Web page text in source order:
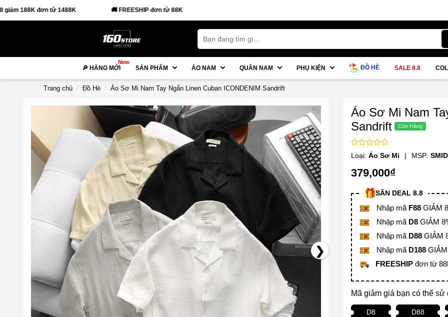
🚚 FREESHIP đơn từ 88K
🔎 HÀNG MỚI
New
SẢN PHẨM ÁO NAM QUẦN NAM PHỤ KIỆN ĐỒ HÈ SALE 8.8
Trang chủ Đồ Hè Áo Sơ Mi Nam Tay Ngắn Linen Cuban ICONDENIM Sandrift
Áo Sơ Mi Nam
Sandrift
Loại: Áo Sơ Mi | MSP:
379,000₫
SĂN DEAL 8.8
Nhập mã F88 GIẢM
Nhập mã D8 GIẢM
Nhập mã D88 GIẢM
Nhập mã D188
FREESHIP đơn từ
Mã giảm giá bạn có thể sử
D8 D88